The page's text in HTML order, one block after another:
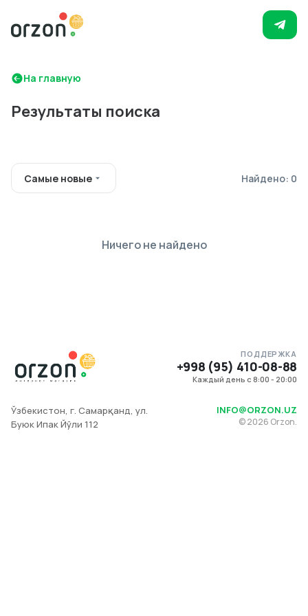
На главную
Результаты поиска
Самые новые Найдено: 0
Ничего не найдено
ПОДДЕРЖКА
+998 (95) 410-08-88
Каждый день с 8:00 - 20:00
Ўзбекистон, г. Самарқанд, ул.
Буюк Ипак Йўли 112
INFO@ORZON.UZ
©2026 Orzon.